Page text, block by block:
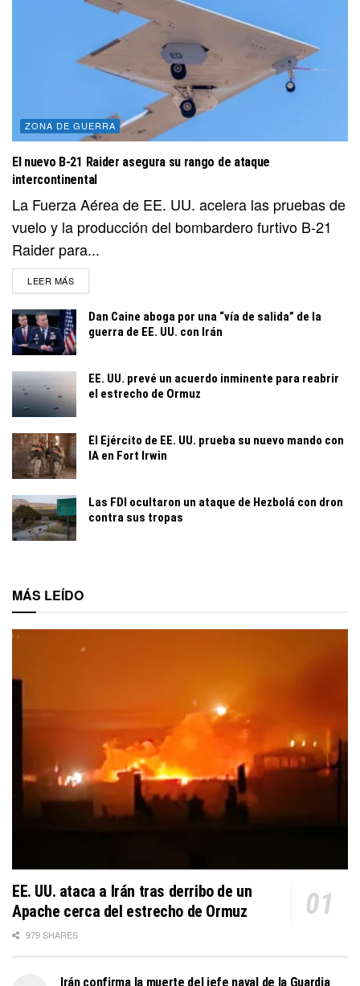
ZONA DE GUERRA
El nuevo B-21 Raider asegura su rango de ataque
intercontinental
La Fuerza Aérea de EE. UU. acelera las pruebas de
vuelo y la producción del bombardero furtivo B-21
Raider para...
LEER MÁSDETAILS
Dan Caine aboga por una “vía de salida” de la
guerra de EE. UU. con Irán
EE. UU. prevé un acuerdo inminente para reabrir
el estrecho de Ormuz
El Ejército de EE. UU. prueba su nuevo mando con
IA en Fort Irwin
Las FDI ocultaron un ataque de Hezbolá con dron
contra sus tropas
MÁS LEÍDO
EE. UU. ataca a Irán tras derribo de un
Apache cerca del estrecho de Ormuz
979 SHARES
Irán confirma la muerte del jefe naval de la Guardia